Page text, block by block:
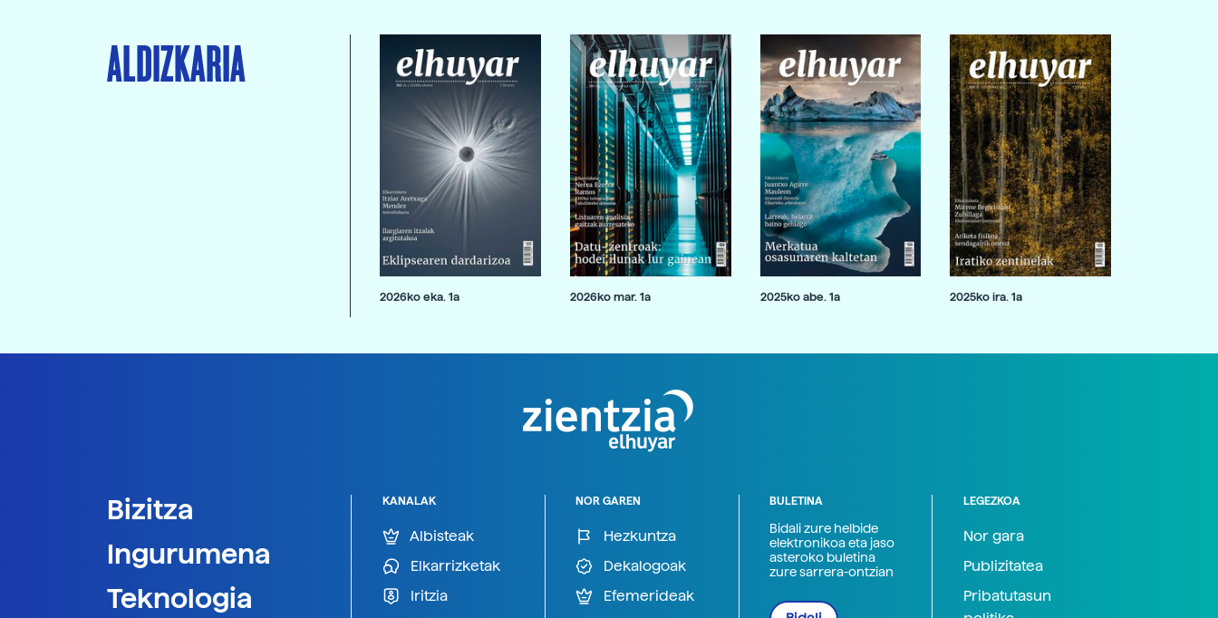
ALDIZKARIA
2026ko eka. 1a 2026ko mar. 1a 2025ko abe. 1a 2025ko ira. 1a
Bizitza
Ingurumena
Teknologia
KANALAK
Albisteak
Elkarrizketak
Iritzia
NOR GAREN
Hezkuntza
Dekalogoak
Efemerideak
BULETINA
Bidali zure helbide
elektronikoa eta jaso
asteroko buletina
zure sarrera-ontzian
LEGEZKOA
Nor gara
Publizitatea
Pribatutasun